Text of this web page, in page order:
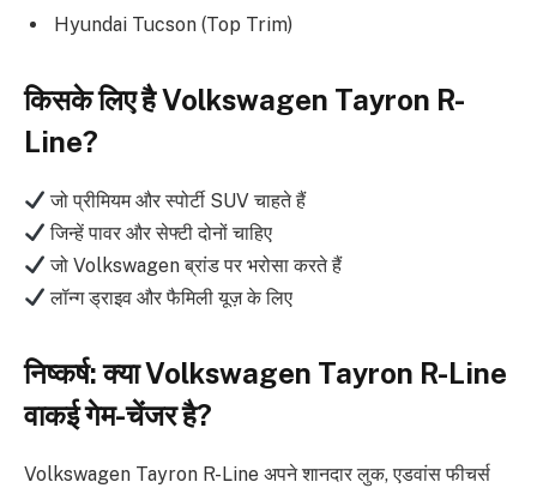
Hyundai Tucson (Top Trim)
किसके लिए है Volkswagen Tayron R-
Line?
जो प्रीमियम और स्पोर्टी SUV चाहते हैं
जिन्हें पावर और सेफ्टी दोनों चाहिए
जो Volkswagen ब्रांड पर भरोसा करते हैं
लॉन्ग ड्राइव और फैमिली यूज़ के लिए
निष्कर्ष: क्या Volkswagen Tayron R-Line
वाकई गेम-चेंजर है?
Volkswagen Tayron R-Line अपने शानदार लुक, एडवांस फीचर्स